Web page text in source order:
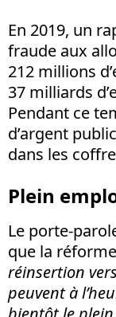
En 2019, un
fraude aux
212 millions
37 milliards
Pendant ce
d’argent
dans les
Plein
Le porte-
que la
réinsertion
peuvent à